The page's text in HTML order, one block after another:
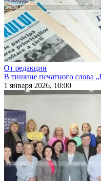
От редакции
В тишине печатного слова
1 января 2026, 10:00